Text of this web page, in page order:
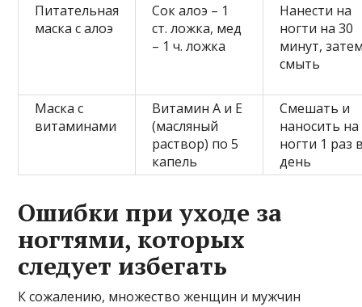
Питательная
маска с алоэ
Сок алоэ – 1
ст. ложка, мед
– 1 ч. ложка
Нанести на
ногти на 30
минут,
смыть
Маска с
витаминами
Витамин А и Е
(масляный
раствор) по 5
капель
Смешать и
наносить на
ногти 1 раз
день
Ошибки при уходе за
ногтями, которых
следует избегать
К сожалению, множество женщин и мужчин